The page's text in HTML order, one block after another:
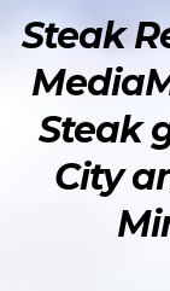
Steak
Steak
City